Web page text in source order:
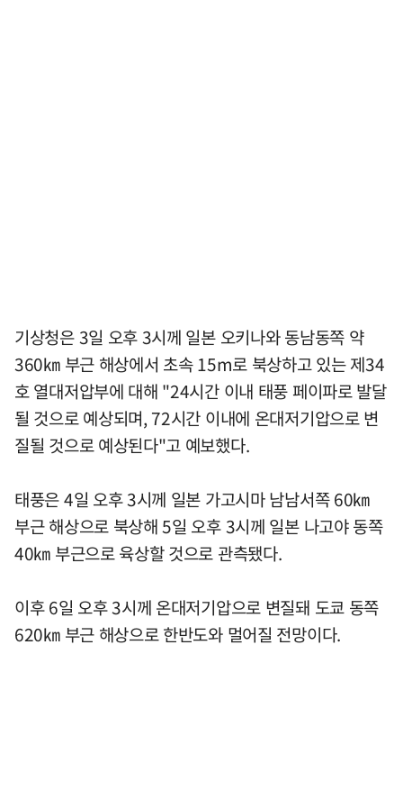
기상청은 3일 오후 3시께 일본 오키나와 동남동쪽 약
360㎞ 부근 해상에서 초속 15m로 북상하고 있는 제34
호 열대저압부에 대해 "24시간 이내 태풍 페이파로 발달
될 것으로 예상되며, 72시간 이내에 온대저기압으로 변
질될 것으로 예상된다"고 예보했다.
태풍은 4일 오후 3시께 일본 가고시마 남남서쪽 60㎞
부근 해상으로 북상해 5일 오후 3시께 일본 나고야 동쪽
40㎞ 부근으로 육상할 것으로 관측됐다.
이후 6일 오후 3시께 온대저기압으로 변질돼 도쿄 동쪽
620㎞ 부근 해상으로 한반도와 멀어질 전망이다.